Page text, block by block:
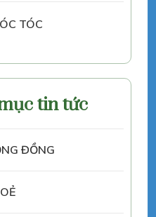
TÓC
tin tức
ĐỒNG